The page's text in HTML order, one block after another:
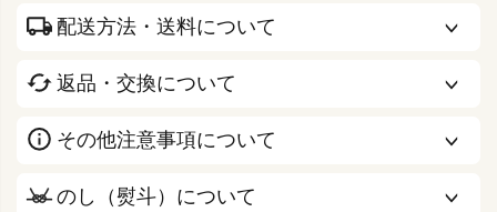
配送方法・送料について
返品・交換について
その他注意事項について
のし（熨斗）について